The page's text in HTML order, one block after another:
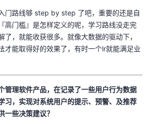
门路线够 step by step 了吧，重要的还是自
高门槛』是怎样定义的呢，学习路线没走完
了，就能收获很多。就像大数据的驱动下，
才能取得好的效果了，有时一个lr就能满足业
管理软件产品，在记录了一些用户行为数据
习，实现对系统用户的提示、预警、及推荐
一些决策建议？